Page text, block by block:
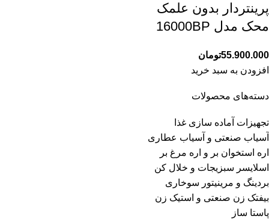
دسته‌های محصولات
تجهیزات آماده سازی غذا
آسیاب صنعتی و آسیاب عطاری
اره استخوان بر و اره مرغ بر
اسلایسر سبزیجات و خلال کن
بردینگ و مرینیتور سوخاری
بیفتک زن صنعتی و استیک زن
پاستا ساز
پرینتردار بدون علمک
محک مدل 16000BP
55.900.000تومان
افزودن به سبد خرید